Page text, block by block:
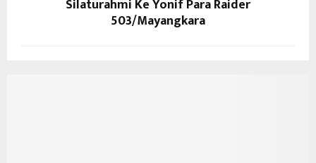
Silaturahmi Ke Yonif Para Raider
503/Mayangkara